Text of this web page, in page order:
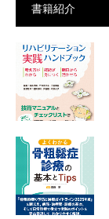
書籍紹介